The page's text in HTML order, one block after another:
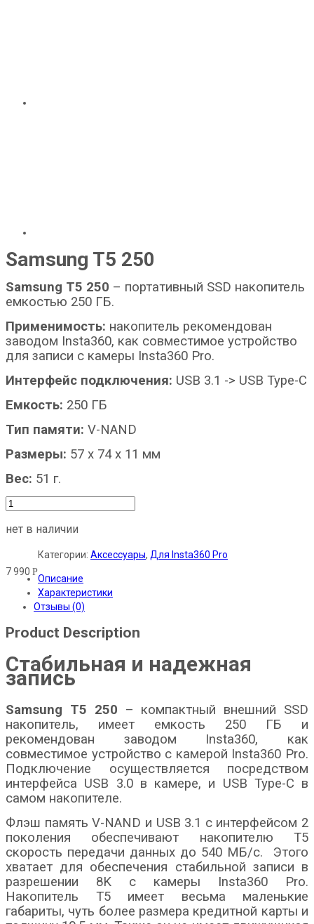
Samsung T5 250
Samsung T5 250 – портативный SSD накопитель
емкостью 250 ГБ.
Применимость: накопитель рекомендован
заводом Insta360, как совместимое устройство
для записи с камеры Insta360 Pro.
Интерфейс подключения: USB 3.1 -> USB Type-C
Емкость: 250 ГБ
Тип памяти: V-NAND
Размеры: 57 х 74 х 11 мм
Вес: 51 г.
нет в наличии
7 990 Р
Категории: Аксессуары, Для Insta360 Pro
Описание
Характеристики
Отзывы (0)
Product Description
Стабильная и надежная
запись
Samsung T5 250 – компактный внешний SSD
накопитель, имеет емкость 250 ГБ и
рекомендован заводом Insta360, как
совместимое устройство с камерой Insta360 Pro.
Подключение осуществляется посредством
интерфейса USB 3.0 в камере, и USB Type-C в
самом накопителе.
Флэш память V-NAND и USB 3.1 с интерфейсом 2
поколения обеспечивают накопителю T5
скорость передачи данных до 540 MБ/с. Этого
хватает для обеспечения стабильной записи в
разрешении 8K с камеры Insta360 Pro.
Накопитель T5 имеет весьма маленькие
габариты, чуть более размера кредитной карты и